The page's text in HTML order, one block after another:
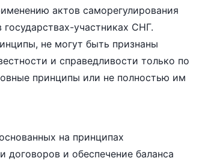
актов саморегулирования
участниках СНГ.
не могут быть признаны
и справедливости только по
принципы или не полностью им
на принципах
договоров и обеспечение баланса